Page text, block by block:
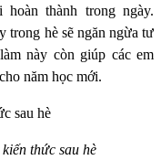
thành trong ngày.
trong hè sẽ ngăn ngừa tư
này còn giúp các em
năm học mới.
thức sau hè